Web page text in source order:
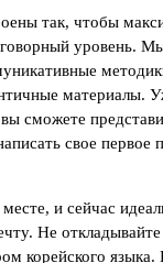
так, чтобы
уровень.
материалы.
вы сможете
свое первое
и сейчас
Не откладывайте
корейского языка.